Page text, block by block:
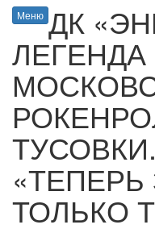
Меню ДК
ЛЕГЕНДА
ТОЛЬКО